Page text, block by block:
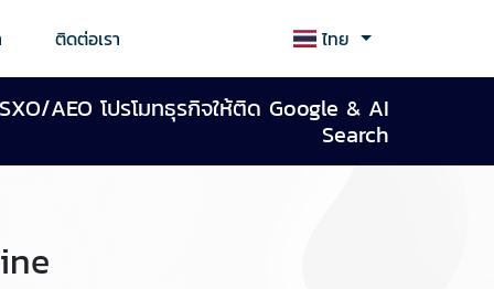
ติดต่อเรา ไทย
AEO โปรโมทธุรกิจให้ติด Google & AI
Search